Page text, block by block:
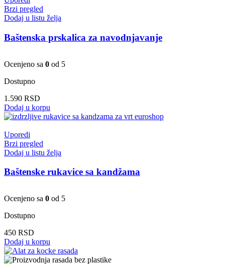
Brzi pregled
Dodaj u listu želja
Baštenska prskalica za navodnjavanje
Ocenjeno sa 0 od 5
Dostupno
1.590 RSD
Dodaj u korpu
Uporedi
Brzi pregled
Dodaj u listu želja
Baštenske rukavice sa kandžama
Ocenjeno sa 0 od 5
Dostupno
450 RSD
Dodaj u korpu